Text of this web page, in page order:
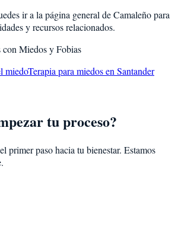
ir a la página general deCamaleñopara
y recursos relacionados.
con Miedos y Fobias
miedoTerapia para miedos en Santander
tu proceso?
primer paso hacia tu bienestar. Estamos